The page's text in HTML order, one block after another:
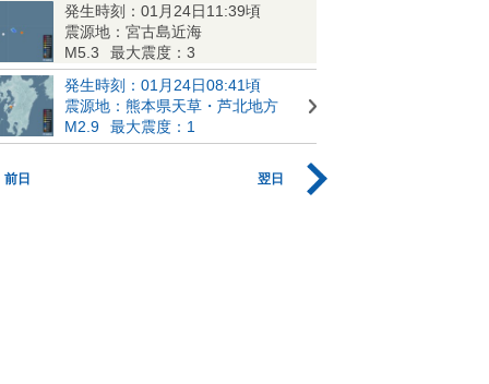
発生時刻：01月24日11:39頃
震源地：宮古島近海
M5.3
最大震度：3
発生時刻：01月24日08:41頃
震源地：熊本県天草・芦北地方
M2.9
最大震度：1
前日 翌日